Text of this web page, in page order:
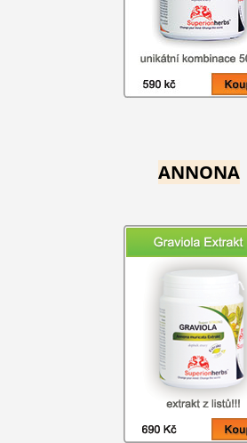
ANNONA